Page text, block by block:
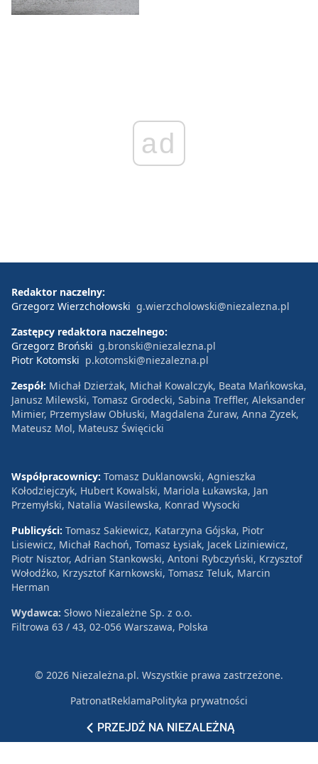
ad
PRZEJDŹ NA NIEZALEŻNĄ
Redaktor naczelny:
Grzegorz Wierzchołowski g.wierzcholowski@niezalezna.pl
Zastępcy redaktora naczelnego:
Grzegorz Broński g.bronski@niezalezna.pl
Piotr Kotomski p.kotomski@niezalezna.pl
Zespół: Michał Dzierżak, Michał Kowalczyk, Beata Mańkowska,
Janusz Milewski, Tomasz Grodecki, Sabina Treffler, Aleksander
Mimier, Przemysław Obłuski, Magdalena Żuraw, Anna Zyzek,
Mateusz Mol, Mateusz Święcicki
Współpracownicy: Tomasz Duklanowski, Agnieszka
Kołodziejczyk, Hubert Kowalski, Mariola Łukawska, Jan
Przemyłski, Natalia Wasilewska, Konrad Wysocki
Publicyści: Tomasz Sakiewicz, Katarzyna Gójska, Piotr
Lisiewicz, Michał Rachoń, Tomasz Łysiak, Jacek Liziniewicz,
Piotr Nisztor, Adrian Stankowski, Antoni Rybczyński, Krzysztof
Wołodźko, Krzysztof Karnkowski, Tomasz Teluk, Marcin
Herman
Wydawca: Słowo Niezależne Sp. z o.o.
Filtrowa 63 / 43, 02-056 Warszawa, Polska
© 2026 Niezależna.pl. Wszystkie prawa zastrzeżone.
PatronatReklamaPolityka prywatności